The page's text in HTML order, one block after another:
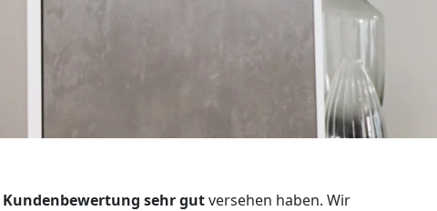
Kundenbewertung sehr gutversehen haben. Wir